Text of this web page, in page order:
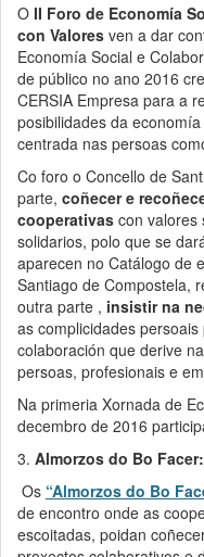
O II Foro de Economía
con Valores ven a dar
Economía Social e
de público no ano 2016
CERSIA Empresa para a
posibilidades da
centrada nas persoas
Co foro o Concello de
parte, coñecer e
cooperativas con valores
solidarios, polo que se
aparecen no Catálogo de
Santiago de Compostela,
outra parte , insistir na
as complicidades
colaboración que derive
persoas, profesionais e
Na primeria Xornada de
decembro de 2016
3. Almorzos do Bo Facer:
Os “Almorzos do Bo
de encontro onde as
escoitadas, poidan